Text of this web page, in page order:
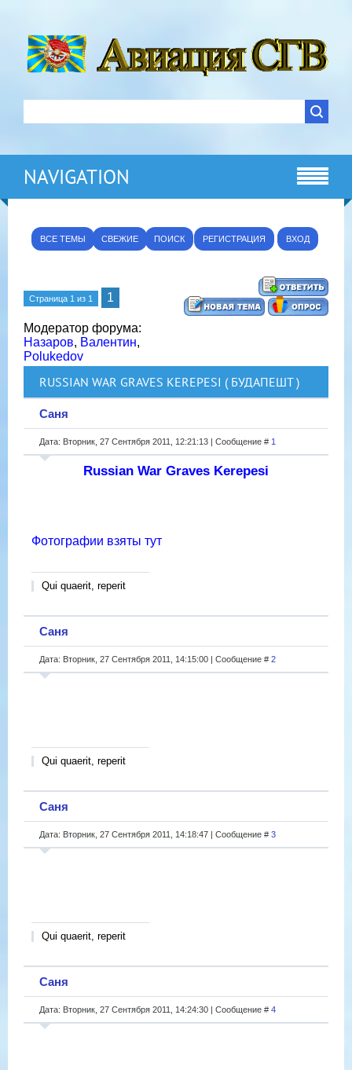
NAVIGATION
ВСЕ ТЕМЫ СВЕЖИЕ ПОИСК РЕГИСТРАЦИЯ ВХОД
Страница 1 из 1 1
Модератор форума:
Назаров, Валентин,
Polukedov
RUSSIAN WAR GRAVES KEREPESI ( БУДАПЕШТ )
Саня
Дата: Вторник, 27 Сентября 2011, 12:21:13 | Сообщение # 1
Russian War Graves Kerepesi
Фотографии взяты тут
Qui quaerit, reperit
Саня
Дата: Вторник, 27 Сентября 2011, 14:15:00 | Сообщение # 2
Qui quaerit, reperit
Саня
Дата: Вторник, 27 Сентября 2011, 14:18:47 | Сообщение # 3
Qui quaerit, reperit
Саня
Дата: Вторник, 27 Сентября 2011, 14:24:30 | Сообщение # 4